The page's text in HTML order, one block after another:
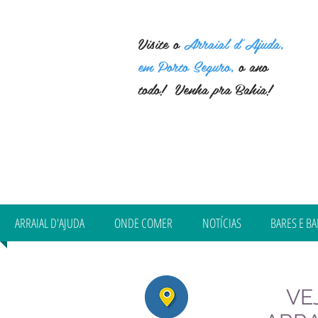
Visite oArraial d'Ajuda,
em Porto Seguro, o ano
todo! Venha pra Bahia!
ARRAIAL D'AJUDA ONDE COMER NOTÍCIAS BARES E